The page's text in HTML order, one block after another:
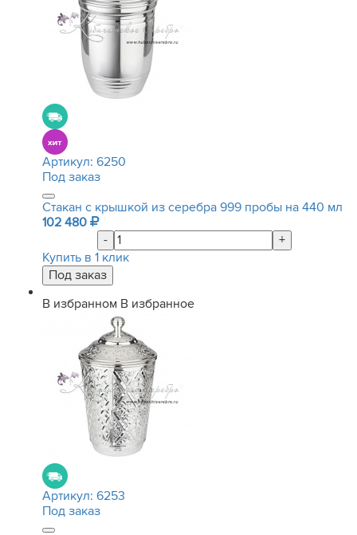
Артикул: 6250
Под заказ
Стакан с крышкой из серебра 999 пробы на 440 мл
102 480
-
+
Купить в 1 клик
В избранном В избранное
Артикул: 6253
Под заказ